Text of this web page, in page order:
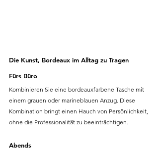
Die Kunst, Bordeaux im Alltag zu Tragen
Fürs Büro
Kombinieren Sie eine bordeauxfarbene Tasche mit
einem grauen oder marineblauen Anzug. Diese
Kombination bringt einen Hauch von Persönlichkeit,
ohne die Professionalität zu beeinträchtigen.
Abends